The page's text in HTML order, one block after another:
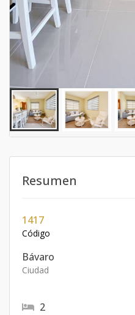
Resumen
1417
Código
Bávaro
Ciudad
2